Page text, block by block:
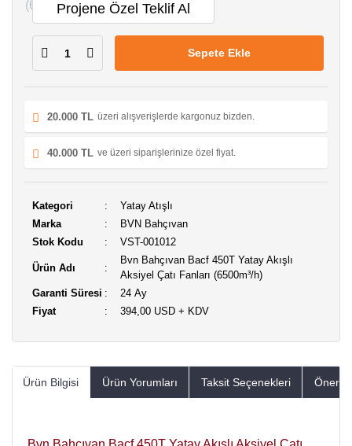
Projene Özel Teklif Al
Sepete Ekle
20.000 TL üzeri alışverişlerde kargonuz bizden.
40.000 TL ve üzeri siparişlerinize özel fiyat.
Kategori
Yatay Atışlı
Marka
BVN Bahçıvan
Stok Kodu
VST-001012
Ürün Adı
Bvn Bahçıvan Bacf 450T Yatay Akışlı
Aksiyel Çatı Fanları (6500m³/h)
Garanti Süresi
24 Ay
Fiyat
394,00 USD + KDV
Ürün Bilgisi Ürün Yorumları Taksit Seçenekleri